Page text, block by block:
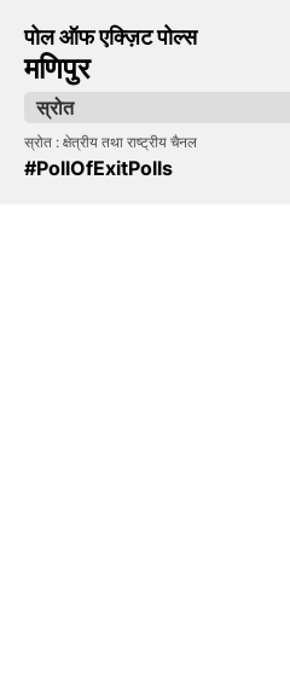
पोल ऑफ एक्ज़िट पोल्स
मणिपुर
स्रोत
स्रोत : क्षेत्रीय तथा राष्ट्रीय चैनल
#PollOfExitPolls